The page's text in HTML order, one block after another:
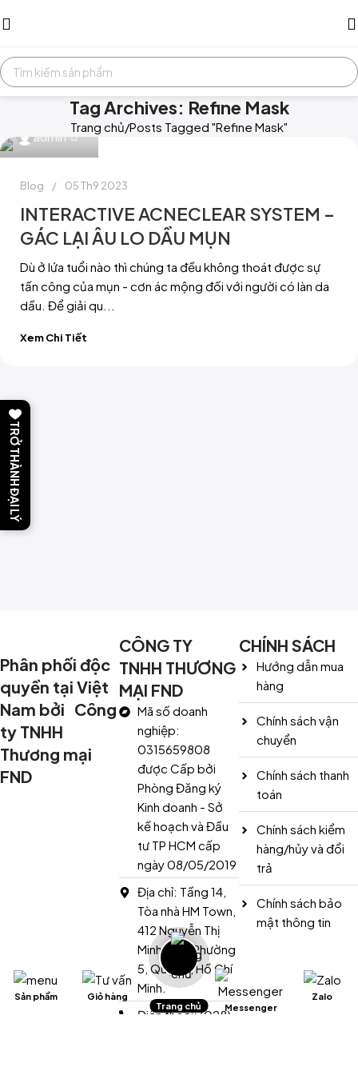
Tag Archives: Refine Mask
Trang chủ Posts Tagged "Refine Mask"
admin 0
Blog 05 Th9 2023
INTERACTIVE ACNECLEAR SYSTEM –
GÁC LẠI ÂU LO DẦU MỤN
Dù ở lứa tuổi nào thì chúng ta đều không thoát được sự
tấn công của mụn - cơn ác mộng đối với người có làn da
dầu. Để giải qu...
Xem Chi Tiết
Phân phối độc
quyền tại Việt
Nam bởi Công
ty TNHH
Thương mại
FND
CÔNG TY
TNHH THƯƠNG
MẠI FND
Mã số doanh
nghiệp:
0315659808
được Cấp bởi
Phòng Đăng ký
Kinh doanh - Sở
kế hoạch và Đầu
tư TP HCM cấp
ngày 08/05/2019
Địa chỉ: Tầng 14,
Tòa nhà HM Town,
412 Nguyễn Thị
Minh Khai, Phường
5, Quận 3, Hồ Chí
Minh.
Điện thoại: (028)
CHÍNH SÁCH
Hướng dẫn mua
hàng
Chính sách vận
chuyển
Chính sách thanh
toán
Chính sách kiểm
hàng/hủy và đổi
trả
Chính sách bảo
mật thông tin
Sản phẩm
Giỏ hàng
Trang chủ
Messenger
Zalo
TRỞ THÀNH ĐẠI LÝ